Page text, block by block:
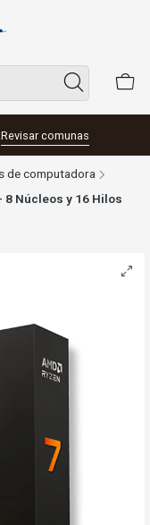
Revisar comunas
de computadora
8 Núcleos y 16 Hilos